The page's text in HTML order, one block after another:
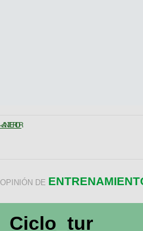
< ANTERIOR
OPINIÓN DE
Ciclo_tur